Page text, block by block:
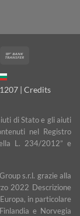
| Credits
di Stato e gli aiuti
nel Registro
L. 234/2012” e
s.r.l. grazie alla
2022 Descrizione
in particolare
e Norvegia